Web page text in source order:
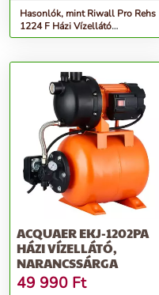
Hasonlók, mint Riwall Pro Rehs
1224 F Házi Vízellátó
Előszűrővel 1200W, Sárga-
ACQUAER EKJ-1202PA
HÁZI VÍZELLÁTÓ,
NARANCSSÁRGA
49 990 Ft